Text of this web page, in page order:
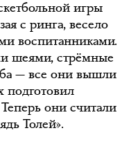
игры
с ринга, весело
воспитанниками.
шеями, стрёмные
— все они вышли
подготовил
они считали
Толей».